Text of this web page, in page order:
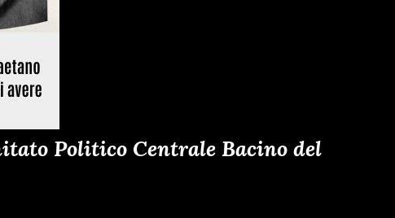
Politico Centrale Bacino del